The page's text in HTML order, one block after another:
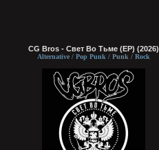
CG Bros - Свет Во Тьме (EP) (2026)
Alternative / Pop Punk / Punk / Rock